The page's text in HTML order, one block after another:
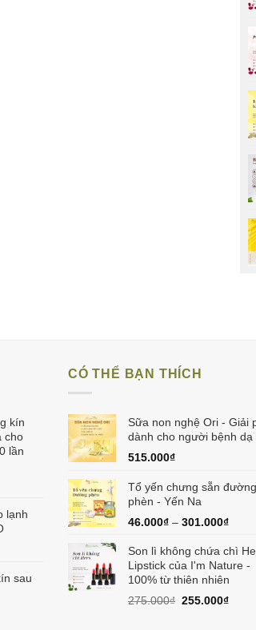
kín
cho
lần
lạnh
sau
CÓ THỂ BẠN THÍCH
Sữa non nghệ Ori - Giải
dành cho người bệnh dạ
515.000₫
Tổ yến chưng sẵn đường
phèn - Yến Na
46.000₫ – 301.000₫
Son lì không chứa chì
Lipstick của I'm Nature -
100% từ thiên nhiên
275.000₫ Giá
255.000₫Giá